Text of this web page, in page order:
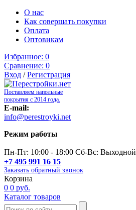
О нас
Как совершать покупки
Оплата
Оптовикам
Избранное: 0
Сравнение: 0
Вход /Регистрация
Поставляем напольные
покрытия с 2014 года.
E-mail:
info@perestroyki.net
Режим работы
Пн-Пт: 10:00 - 18:00 Сб-Вс: Выходной
+7 495 991 16 15
Заказать обратный звонок
Корзина
0 0 руб.
Каталог товаров